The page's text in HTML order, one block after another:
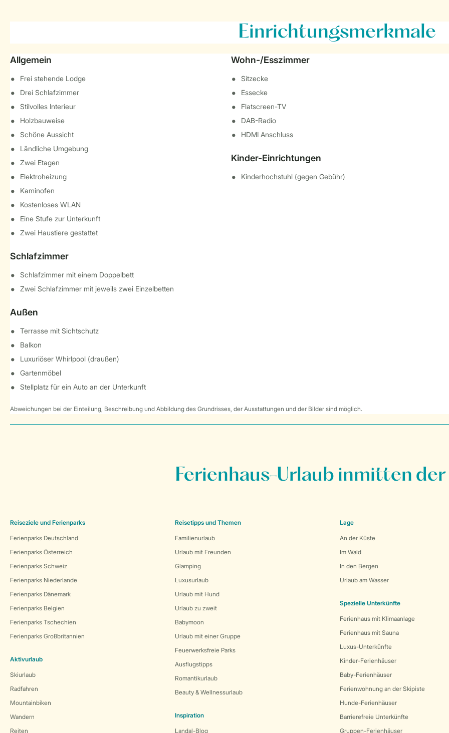
Einrichtungsmerkmale
Allgemein
Frei stehende Lodge
Drei Schlafzimmer
Stilvolles Interieur
Holzbauweise
Schöne Aussicht
Ländliche Umgebung
Zwei Etagen
Elektroheizung
Kaminofen
Kostenloses WLAN
Eine Stufe zur Unterkunft
Zwei Haustiere gestattet
Schlafzimmer
Schlafzimmer mit einem Doppelbett
Zwei Schlafzimmer mit jeweils zwei Einzelbetten
Außen
Terrasse mit Sichtschutz
Balkon
Luxuriöser Whirlpool (draußen)
Gartenmöbel
Stellplatz für ein Auto an der Unterkunft
Wohn-/Esszimmer
Sitzecke
Essecke
Flatscreen-TV
DAB-Radio
HDMI Anschluss
Kinder-Einrichtungen
Kinderhochstuhl (gegen Gebühr)
Abweichungen bei der Einteilung, Beschreibung und Abbildung des Grundrisses, der Ausstattungen und der Bilder sind möglich.
Ferienhaus-Urlaub inmitten
Reiseziele und Ferienparks
Ferienparks Deutschland
Ferienparks Österreich
Ferienparks Schweiz
Ferienparks Niederlande
Ferienparks Dänemark
Ferienparks Belgien
Ferienparks Tschechien
Ferienparks Großbritannien
Aktivurlaub
Skiurlaub
Radfahren
Mountainbiken
Wandern
Reiten
Reisetipps und Themen
Familienurlaub
Urlaub mit Freunden
Glamping
Luxusurlaub
Urlaub mit Hund
Urlaub zu zweit
Babymoon
Urlaub mit einer Gruppe
Feuerwerksfreie Parks
Ausflugstipps
Romantikurlaub
Beauty & Wellnessurlaub
Inspiration
Landal-Blog
Lage
An der Küste
Im Wald
In den Bergen
Urlaub am Wasser
Spezielle Unterkünfte
Ferienhaus mit Klimaanlage
Ferienhaus mit Sauna
Luxus-Unterkünfte
Kinder-Ferienhäuser
Baby-Ferienhäuser
Ferienwohnung an der Skipiste
Hunde-Ferienhäuser
Barrierefreie Unterkünfte
Gruppen-Ferienhäuser